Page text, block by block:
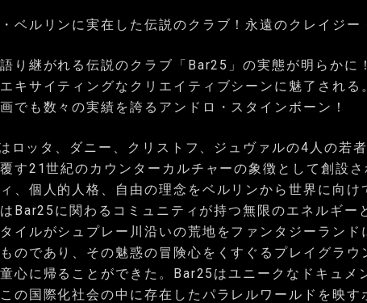
・ベルリンに実在した伝説のクラブ！永遠のクレイジ
り継がれる伝説のクラブ「Bar25」の実態が明らかに
キサイティングなクリエイティブシーンに魅了される
でも数々の実績を誇るアンドロ・スタインボーン！
ロッタ、ダニー、クリストフ、ジュヴァルの4人の若
す21世紀のカウンターカルチャーの象徴として創設さ
、個人的人格、自由の理念をベルリンから世界に向け
Bar25に関わるコミュニティが持つ無限のエネルギー
イルがシュプレー川沿いの荒地をファンタジーランド
のであり、その魅惑の冒険心をくすぐるプレイグラウ
心に帰ることができた。Bar25はユニークなドキュメ
の国際化社会の中に存在したパラレルワールドを映す